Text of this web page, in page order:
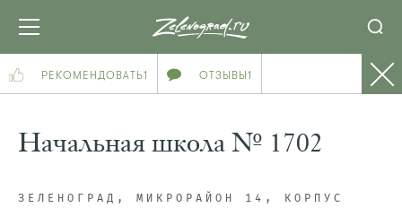
РЕКОМЕНДОВАТЬ1 ОТЗЫВЫ1
Начальная школа № 1702
ЗЕЛЕНОГРАД, МИКРОРАЙОН 14, КОРПУС